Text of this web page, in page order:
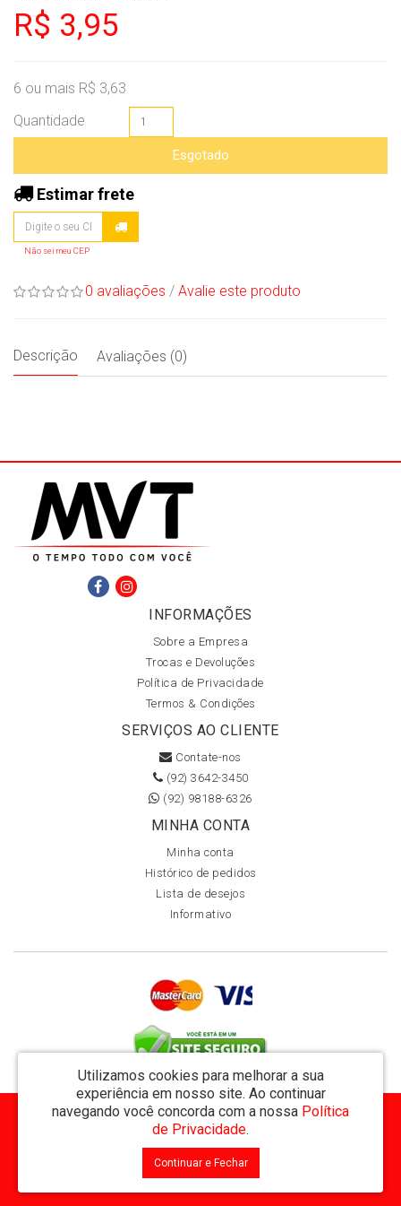
R$ 3,95
6 ou mais R$ 3,63
Quantidade
Esgotado
Estimar frete
Não sei meu CEP
0 avaliações / Avalie este produto
Descrição Avaliações (0)
INFORMAÇÕES
Sobre a Empresa
Trocas e Devoluções
Política de Privacidade
Termos & Condições
SERVIÇOS AO CLIENTE
Contate-nos
(92) 3642-3450
(92) 98188-6326
MINHA CONTA
Minha conta
Histórico de pedidos
Lista de desejos
Informativo
Utilizamos cookies para melhorar a sua
experiência em nosso site. Ao continuar
navegando você concorda com a nossa Política
de Privacidade.
Continuar e Fechar
MVT Comércio de Representação de Livros Ltda - CNPJ: 11.162.894/0001-32
Rua Visconde de Utinga 234 - Parque das Laranjeiras - Manaus / AM - CEP: 69058-810
MVT Livraria © 2026